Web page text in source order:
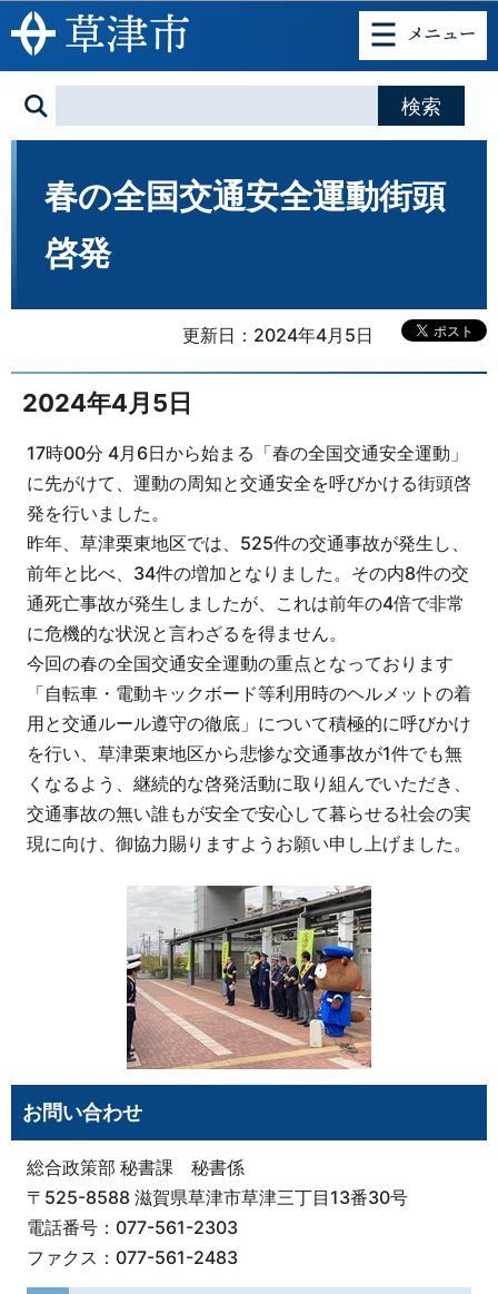
このページの本文へ移動
春の全国交通安全運動街頭
啓発
更新日：2024年4月5日
2024年4月5日
17時00分 4月6日から始まる「春の全国交通安全運動」
に先がけて、運動の周知と交通安全を呼びかける街頭啓
発を行いました。
昨年、草津栗東地区では、525件の交通事故が発生し、
前年と比べ、34件の増加となりました。その内8件の交
通死亡事故が発生しましたが、これは前年の4倍で非常
に危機的な状況と言わざるを得ません。
今回の春の全国交通安全運動の重点となっております
「自転車・電動キックボード等利用時のヘルメットの着
用と交通ルール遵守の徹底」について積極的に呼びかけ
を行い、草津栗東地区から悲惨な交通事故が1件でも無
くなるよう、継続的な啓発活動に取り組んでいただき、
交通事故の無い誰もが安全で安心して暮らせる社会の実
現に向け、御協力賜りますようお願い申し上げました。
お問い合わせ
総合政策部 秘書課 秘書係
〒525-8588 滋賀県草津市草津三丁目13番30号
電話番号：077-561-2303
ファクス：077-561-2483